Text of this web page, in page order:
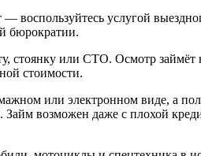
воспользуйтесь услугой
бюрократии.
стоянку или СТО. Осмотр
стоимости.
или электронном виде, а
Займ возможен даже с плохой